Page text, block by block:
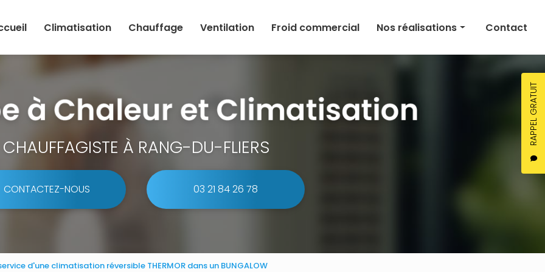
RAPPEL GRATUIT
Climatisation Chauffage Ventilation Froid commercial Nos réalisations
Climatisation
Ventilation
Contact
CHAUFFAGISTE À RANG-DU-FLIERS
CONTACTEZ-NOUS 03 21 84 26 78
d'une climatisation réversible THERMOR dans un BUNGALOW